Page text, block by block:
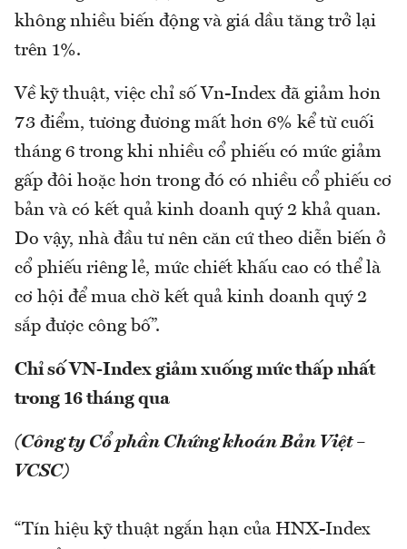
không nhiều biến động và giá dầu tăng trở lại
trên 1%.
Về kỹ thuật, việc chỉ số Vn-Index đã giảm hơn
73 điểm, tương đương mất hơn 6% kể từ cuối
tháng 6 trong khi nhiều cổ phiếu có mức giảm
gấp đôi hoặc hơn trong đó có nhiều cổ phiếu cơ
bản và có kết quả kinh doanh quý 2 khả quan.
Do vậy, nhà đầu tư nên căn cứ theo diễn biến ở
cổ phiếu riêng lẻ, mức chiết khấu cao có thể là
cơ hội để mua chờ kết quả kinh doanh quý 2
sắp được công bố”.
Chỉ số VN-Index giảm xuống mức thấp nhất
trong 16 tháng qua
(Công ty Cổ phần Chứng khoán Bản Việt –
VCSC)
“Tín hiệu kỹ thuật ngắn hạn của HNX-Index